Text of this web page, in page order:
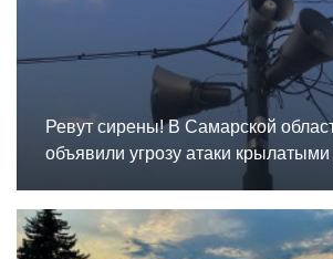
Ревут сирены! В Самарской
объявили угрозу атаки крылатыми